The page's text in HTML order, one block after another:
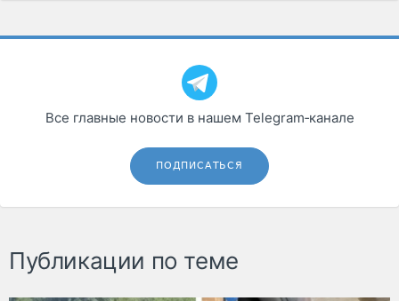
Все главные новости в нашем Telegram‑канале
ПОДПИСАТЬСЯ
Публикации по теме